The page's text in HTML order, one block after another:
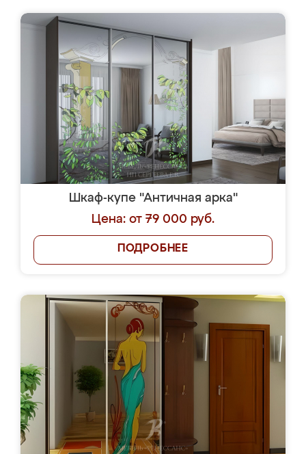
Шкаф-купе "Античная арка"
Цена: от 79 000 руб.
ПОДРОБНЕЕ